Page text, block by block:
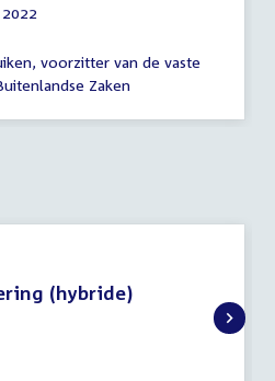
voorzitter van de vaste
Zaken
(hybride)